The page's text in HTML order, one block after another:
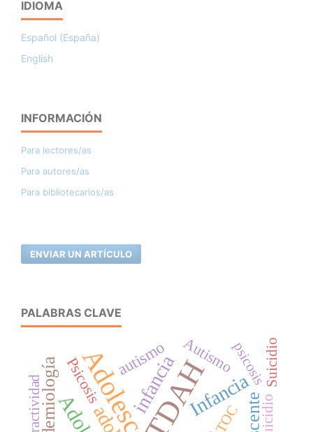
IDIOMA
Español (España)
English
INFORMACIÓN
Para lectores/as
Para autores/as
Para bibliotecarios/as
ENVIAR UN ARTÍCULO
PALABRAS CLAVE
TDAHInfancia
infancia
Epidemiología autismo Autismo
Psicosis
TOC
psicosis
suicidio
Suicidio